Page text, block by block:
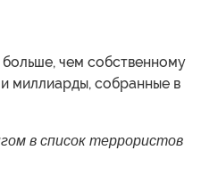
чем собственному
миллиарды, собранные в
в список террористов